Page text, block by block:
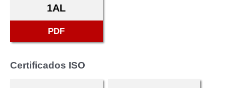
1AL
PDF
Certificados ISO